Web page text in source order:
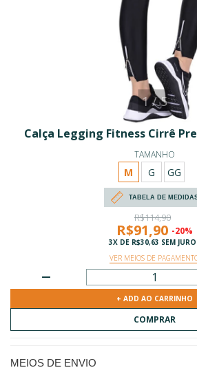
1/5
Calça Legging Fitness Cirrê
TAMANHO
M G GG
TABELA DE
R$114,90
R$91,90 -20%
3X DE R$30,63 SEM
VER MEIOS DE
MEIOS DE ENVIO